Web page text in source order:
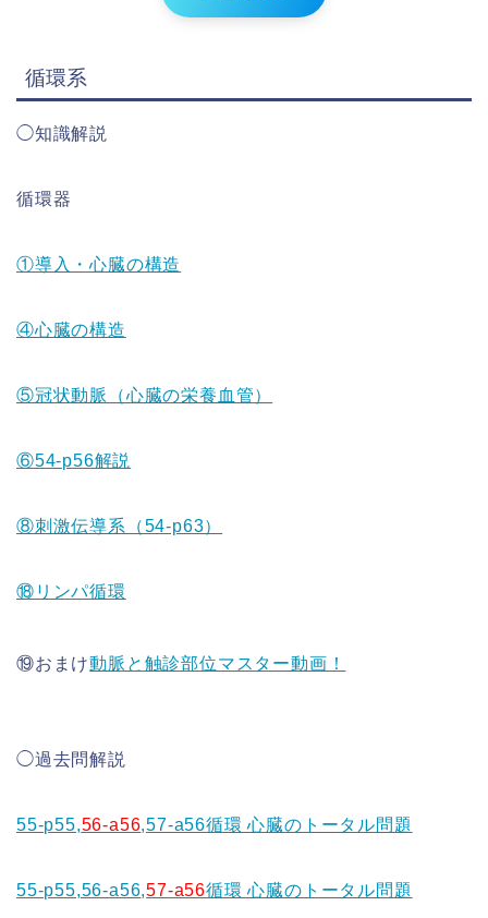
循環系
◯知識解説
循環器
①導入・心臓の構造
④心臓の構造
⑤冠状動脈（心臓の栄養血管）
⑥54-p56解説
⑧刺激伝導系（54-p63）
⑱リンパ循環
⑲おまけ動脈と触診部位マスター動画！
◯過去問解説
55-p55,56-a56,57-a56循環 心臓のトータル問題
55-p55,56-a56,57-a56循環 心臓のトータル問題